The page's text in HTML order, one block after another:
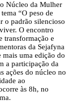
Núcleo da Mulher
“O peso de
o padrão silencioso
O encontro
transformação e
da Sejafyna
uma edição do
a participação da
ações do núcleo no
ao
às 8h, no